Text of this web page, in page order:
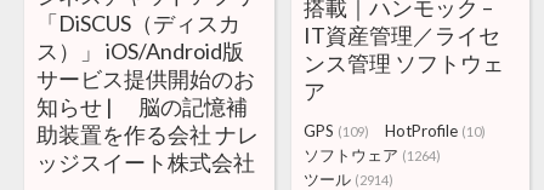
搭載｜ハンモック –
IT資産管理／ライセ
ンス管理 ソフトウェ
ア
GPS (109) HotProfile (10)
ソフトウェア (1264)
ツール (2914)
「DiSCUS（ディスカ
ス）」 iOS/Android版
サービス提供開始のお
知らせ | 脳の記憶補
助装置を作る会社 ナレ
ッジスイート株式会社